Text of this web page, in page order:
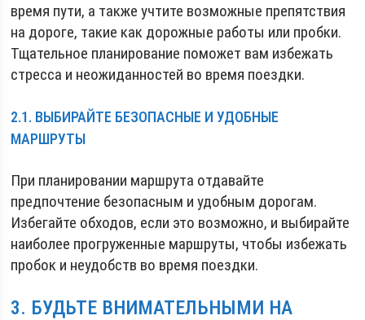
время пути, а также учтите возможные препятствия
на дороге, такие как дорожные работы или пробки.
Тщательное планирование поможет вам избежать
стресса и неожиданностей во время поездки.
2.1. ВЫБИРАЙТЕ БЕЗОПАСНЫЕ И УДОБНЫЕ
МАРШРУТЫ
При планировании маршрута отдавайте
предпочтение безопасным и удобным дорогам.
Избегайте обходов, если это возможно, и выбирайте
наиболее прогруженные маршруты, чтобы избежать
пробок и неудобств во время поездки.
3. БУДЬТЕ ВНИМАТЕЛЬНЫМИ НА